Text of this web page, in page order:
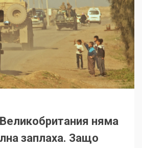
няма
заплаха. Защо